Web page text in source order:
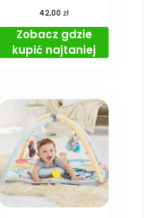
42,00zł
Zobacz gdzie
kupić najtaniej